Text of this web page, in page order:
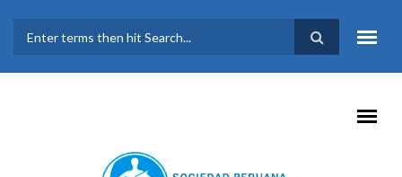
FORMULARIO DE
BÚSQUEDA